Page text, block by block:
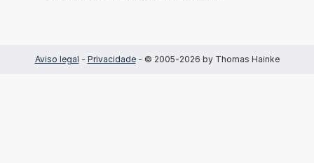
Aviso legal - Privacidade- © 2005-2026 by Thomas Hainke